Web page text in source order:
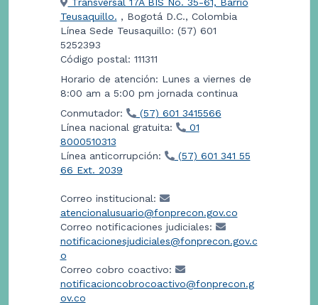
Teusaquillo. , Bogotá D.C., Colombia
Línea Sede Teusaquillo: (57) 601
5252393
Código postal: 111311
Horario de atención: Lunes a viernes de
8:00 am a 5:00 pm jornada continua
Conmutador:
(57) 601 3415566
Línea nacional gratuita:
01
8000510313
Línea anticorrupción:
(57) 601 341 55
66 Ext. 2039
Correo institucional:
atencionalusuario@fonprecon.gov.co
Correo notificaciones judiciales:
notificacionesjudiciales@fonprecon.gov.c
o
Correo cobro coactivo:
notificacioncobrocoactivo@fonprecon.g
ov.co